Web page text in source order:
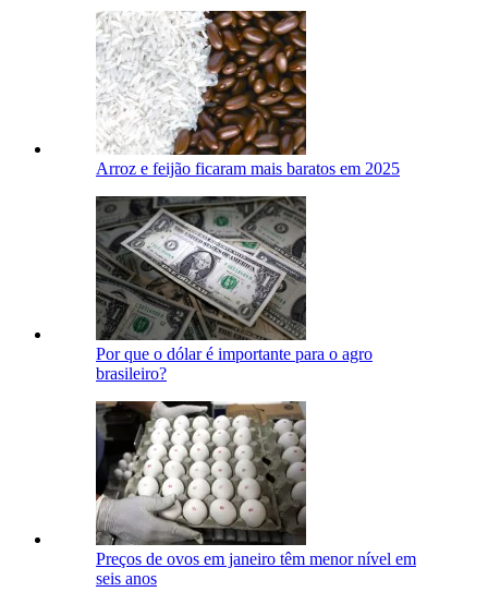
Arroz e feijão ficaram mais baratos em 2025
Por que o dólar é importante para o agro
brasileiro?
Preços de ovos em janeiro têm menor nível em
seis anos